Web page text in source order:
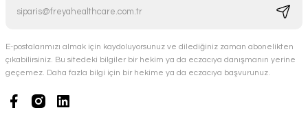
E-postalarımızı almak için kaydoluyorsunuz ve dilediğiniz zaman abonelikten
çıkabilirsiniz. Bu sitedeki bilgiler bir hekim ya da eczacıya danışmanın yerine
geçemez. Daha fazla bilgi için bir hekime ya da eczacıya başvurunuz.